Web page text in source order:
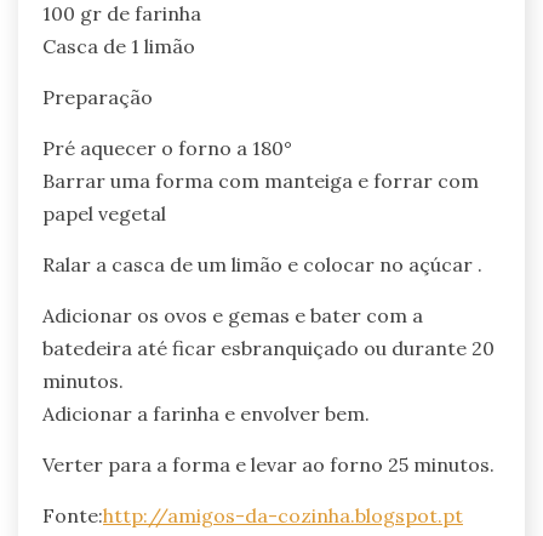
100 gr de farinha
Casca de 1 limão
Preparação
Pré aquecer o forno a 180°
Barrar uma forma com manteiga e forrar com
papel vegetal
Ralar a casca de um limão e colocar no açúcar .
Adicionar os ovos e gemas e bater com a
batedeira até ficar esbranquiçado ou durante 20
minutos.
Adicionar a farinha e envolver bem.
Verter para a forma e levar ao forno 25 minutos.
Fonte:http://amigos-da-cozinha.blogspot.pt